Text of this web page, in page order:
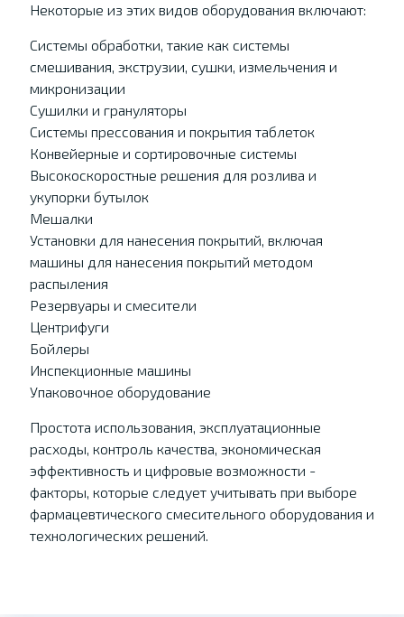
Некоторые из этих видов оборудования включают:
Системы обработки, такие как системы
смешивания, экструзии, сушки, измельчения и
микронизации
Сушилки и грануляторы
Системы прессования и покрытия таблеток
Конвейерные и сортировочные системы
Высокоскоростные решения для розлива и
укупорки бутылок
Мешалки
Установки для нанесения покрытий, включая
машины для нанесения покрытий методом
распыления
Резервуары и смесители
Центрифуги
Бойлеры
Инспекционные машины
Упаковочное оборудование
Простота использования, эксплуатационные
расходы, контроль качества, экономическая
эффективность и цифровые возможности -
факторы, которые следует учитывать при выборе
фармацевтического смесительного оборудования и
технологических решений.